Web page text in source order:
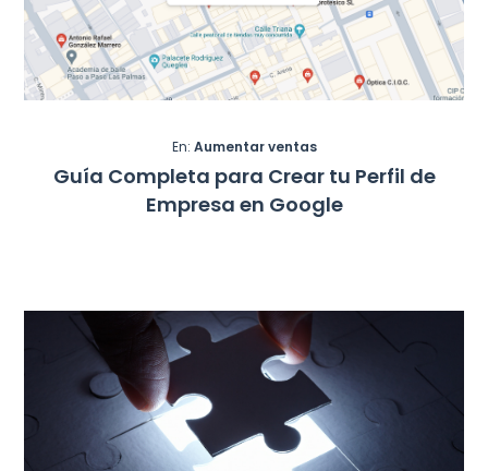
En: Aumentar ventas
Guía Completa para Crear tu Perfil de
Empresa en Google